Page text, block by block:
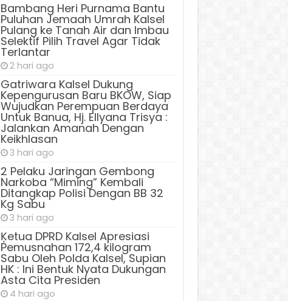
Bambang Heri Purnama Bantu
Puluhan Jemaah Umrah Kalsel
Pulang ke Tanah Air dan Imbau
Selektif Pilih Travel Agar Tidak
Terlantar
2 hari ago
Gatriwara Kalsel Dukung
Kepengurusan Baru BKOW, Siap
Wujudkan Perempuan Berdaya
Untuk Banua, Hj. Ellyana Trisya :
Jalankan Amanah Dengan
Keikhlasan
3 hari ago
2 Pelaku Jaringan Gembong
Narkoba “Miming” Kembali
Ditangkap Polisi Dengan BB 32
Kg Sabu
3 hari ago
Ķetua DPRD Kalsel Apresiasi
Pemusnahan 172,4 kilogram
Sabu Oleh Polda Kalsel, Supian
HK : Ini Bentuk Nyata Dukungan
Asta Cita Presiden
4 hari ago